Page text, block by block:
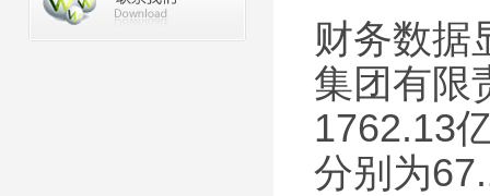
财务数据
集团有限
1762.13
分别为